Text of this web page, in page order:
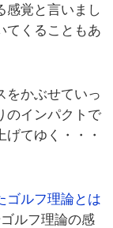
感覚と言いまし
てくることもあ
をかぶせていっ
のインパクトで
てゆく・・・
ゴルフ理論とは
ルフ理論の感